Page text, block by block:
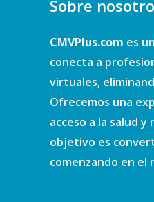
Sobre
CMVPlus.com es
conecta a
virtuales,
Ofrecemos una
acceso a la salud
objetivo es
comenzando en el